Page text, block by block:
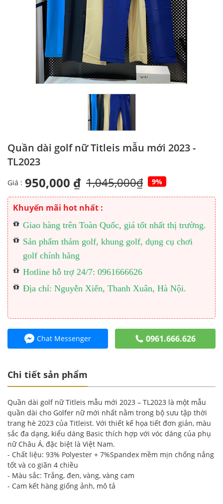
Quần dài golf nữ Titleis mẫu mới 2023 -
TL2023
Giá : 950,000 ₫ 1,045,000₫ 9%
Khuyến mãi hot nhất :
Giao hàng trên Toàn Quốc, giá tốt nhất thị trường.
Sản phẩm thảm golf, khung golf, dụng cụ chơi
golf chính hãng
Hotline hỗ trợ 24/7: 0961666626
Địa chỉ: Nguyễn Xiển, Thanh Xuân, Hà Nội.
Chat Messenger 0961.666.626
Chi tiết sản phẩm
Quần dài golf nữ Titleis mẫu mới 2023 – TL2023 là một mẫu
quần dài cho Golfer nữ mới nhất nằm trong bộ sưu tập thời
trang hè 2023 của Titleist. Với thiết kế họa tiết đơn giản, màu
sắc đa dạng, kiểu dáng Basic thích hợp với vóc dáng của phụ
nữ Châu Á, đặc biệt là Việt Nam.
- Chất liệu: 93% Polyester + 7%Spandex mềm mịn chống nắng
tốt và co giãn 4 chiều
- Màu sắc: Trắng, đen, vàng, vàng cam
- Cam kết hàng giống ảnh, mô tả